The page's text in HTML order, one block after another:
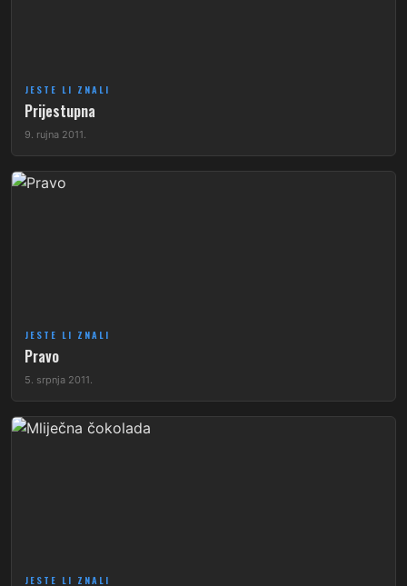
JESTE LI ZNALI
Prijestupna
9. rujna 2011.
JESTE LI ZNALI
Pravo
5. srpnja 2011.
JESTE LI ZNALI